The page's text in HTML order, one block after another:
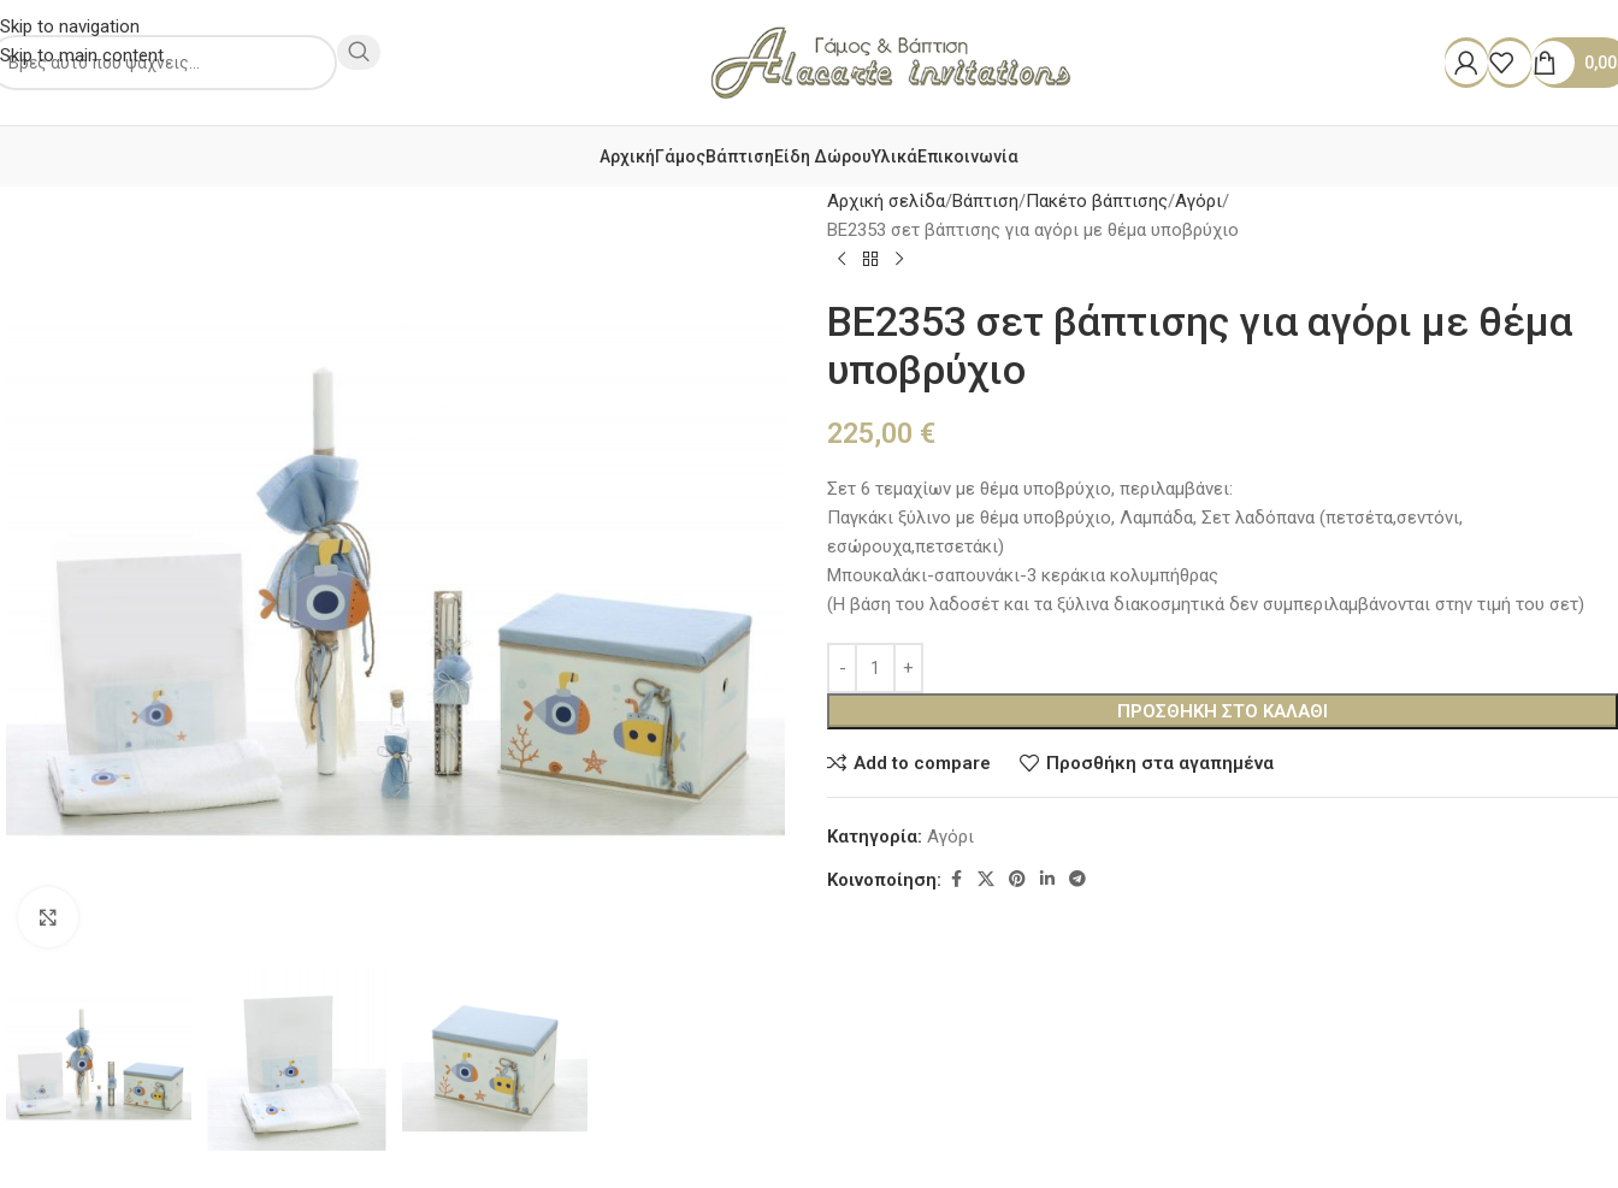
Skip to navigation
Skip to main content
ΑρχικήΓάμοςΒάπτισηΕίδη ΔώρουΥλικάΕπικοινωνία
Αρχική σελίδα Βάπτιση Πακέτο βάπτισης Αγόρι
BE2353 σετ βάπτισης για αγόρι με θέμα υποβρύχιο
BE2353 σετ βάπτισης για αγόρι με θέμα
υποβρύχιο
225,00 €
Σετ 6 τεμαχίων με θέμα υποβρύχιο, περιλαμβάνει:
Παγκάκι ξύλινο με θέμα υποβρύχιο, Λαμπάδα, Σετ λαδόπανα (πετσέτα,σεντόνι,
εσώρουχα,πετσετάκι)
Μπουκαλάκι-σαπουνάκι-3 κεράκια κολυμπήθρας
(Η βάση του λαδοσέτ και τα ξύλινα διακοσμητικά δεν συμπεριλαμβάνονται στην τιμή του σετ)
ΠΡΟΣΘΉΚΗ ΣΤΟ ΚΑΛΆΘΙ
Add to compare Προσθήκη στα αγαπημένα
Κατηγορία: Αγόρι
Κοινοποίηση: